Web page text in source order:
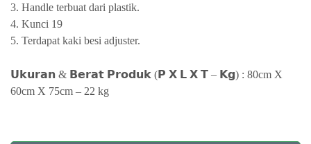
3. Handle terbuat dari plastik.
4. Kunci 19
5. Terdapat kaki besi adjuster.
𝗨𝗸𝘂𝗿𝗮𝗻 & 𝗕𝗲𝗿𝗮𝘁 𝗣𝗿𝗼𝗱𝘂𝗸 (𝗣 𝗫 𝗟 𝗫 𝗧 – 𝗞𝗴) : 80cm X
60cm X 75cm – 22 kg